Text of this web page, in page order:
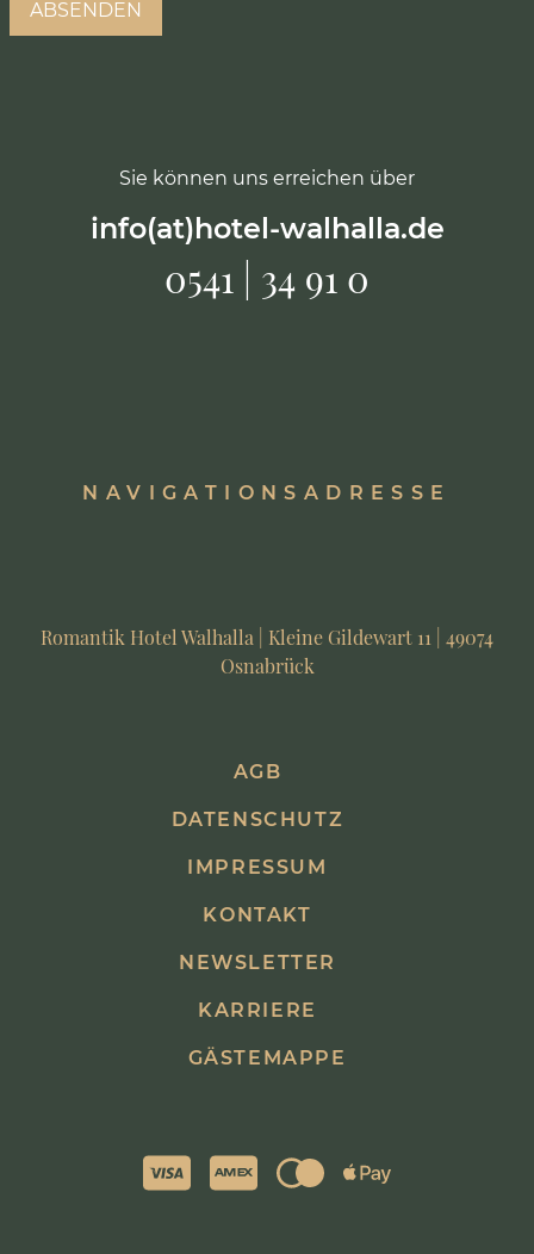
Sie können uns erreichen über
info(at)hotel-walhalla.de
0541 | 34 91 0
NAVIGATIONSADRESSE
Romantik Hotel Walhalla | Kleine Gildewart 11 | 49074
Osnabrück
AGB
DATENSCHUTZ
IMPRESSUM
KONTAKT
NEWSLETTER
KARRIERE
GÄSTEMAPPE